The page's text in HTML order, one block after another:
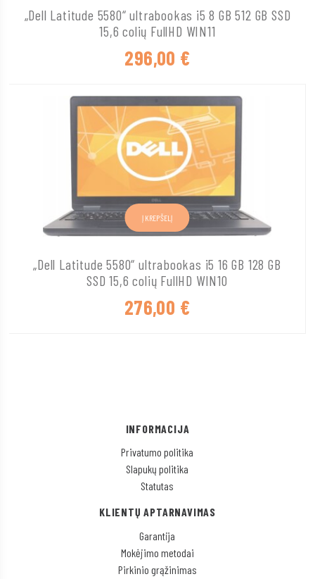
„Dell Latitude 5580“ ultrabookas i5 8 GB 512 GB SSD
15,6 colių FullHD WIN11
296,00 €
„Dell Latitude 5580“ ultrabookas i5 16 GB 128 GB
SSD 15,6 colių FullHD WIN10
276,00 €
Į KREPŠELĮ
INFORMACIJA
Privatumo politika
Slapukų politika
Statutas
KLIENTŲ APTARNAVIMAS
Garantija
Mokėjimo metodai
Pirkinio grąžinimas